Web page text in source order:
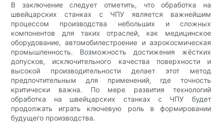
В заключение следует отметить, что обработка на
швейцарских станках с ЧПУ является важнейшим
процессом производства небольших и сложных
компонентов для таких отраслей, как медицинское
оборудование, автомобилестроение и аэрокосмическая
промышленность. Возможность достижения жёстких
допусков, исключительного качества поверхности и
высокой производительности делает этот метод
предпочтительным для применений, где точность
критически важна. По мере развития технологий
обработка на швейцарских станках с ЧПУ будет
продолжать играть ключевую роль в формировании
будущего производства.